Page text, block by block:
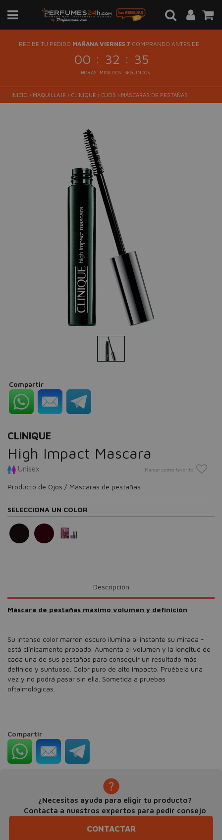
RECIBE TU PEDIDO MAÑANA VIERNES 7 COMPRANDO ANTES DE...
00 : 32 : 35
HORAS MINUTOS SEGUNDOS
INICIO › MAQUILLAJE › CLINIQUE › OJOS › MÁSCARAS DE PESTAÑAS
Compartir
CLINIQUE
High Impact Mascara
Unisex Marcar como favorito
Producto de Ojos / Máscaras de pestañas
SELECCIONA UN COLOR
Descripción
Máscara de pestañas máximo volumen y definición
Su intenso color marrón oscuro ilumina al instante su mirada -
está clínicamente probado. Aumenta el volumen y la longitud de
cada una de sus pestañas para conseguir un resultado más
definido y suntuoso. Color puro de alto impacto. Pruébela una
vez y no podrá pasar sin ella. Sometida a pruebas
oftalmológicas.
Compartir
¿Necesitas ayuda para eligir tu producto?
Contacta a nuestros expertos para pedir consejo
CONTACTAR